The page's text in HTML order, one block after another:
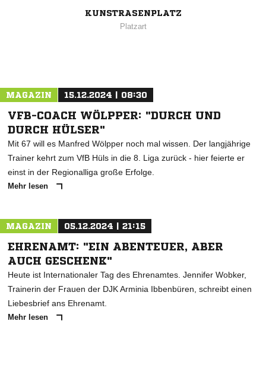
KUNSTRASENPLATZ
Platzart
MAGAZIN 15.12.2024 | 08:30
VFB-COACH WÖLPPER: "DURCH UND
DURCH HÜLSER"
Mit 67 will es Manfred Wölpper noch mal wissen. Der langjährige
Trainer kehrt zum VfB Hüls in die 8. Liga zurück - hier feierte er
einst in der Regionalliga große Erfolge.
Mehr lesen
MAGAZIN 05.12.2024 | 21:15
EHRENAMT: "EIN ABENTEUER, ABER
AUCH GESCHENK"
Heute ist Internationaler Tag des Ehrenamtes. Jennifer Wobker,
Trainerin der Frauen der DJK Arminia Ibbenbüren, schreibt einen
Liebesbrief ans Ehrenamt.
Mehr lesen